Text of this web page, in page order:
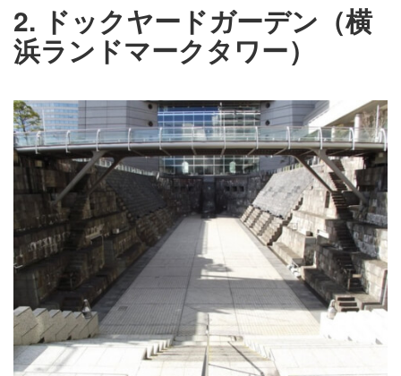
2. ドックヤードガーデン（横
浜ランドマークタワー）